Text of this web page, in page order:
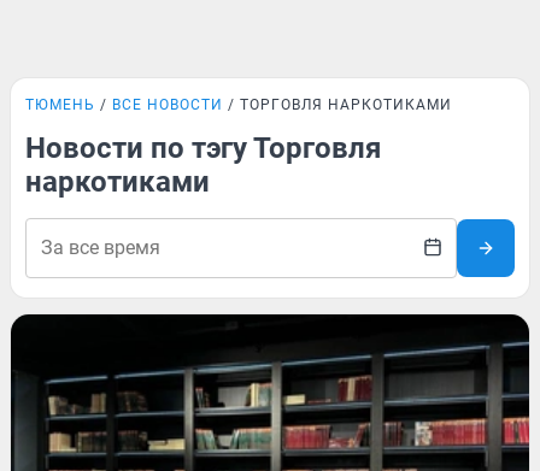
ТЮМЕНЬ ВСЕ НОВОСТИ ТОРГОВЛЯ НАРКОТИКАМИ
Новости по тэгу Торговля
наркотиками